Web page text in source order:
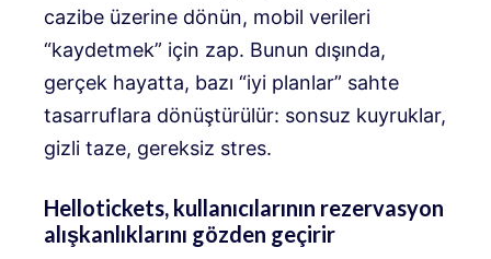
cazibe üzerine dönün, mobil verileri
“kaydetmek” için zap. Bunun dışında,
gerçek hayatta, bazı “iyi planlar” sahte
tasarruflara dönüştürülür: sonsuz kuyruklar,
gizli taze, gereksiz stres.
Hellotickets, kullanıcılarının rezervasyon
alışkanlıklarını gözden geçirir